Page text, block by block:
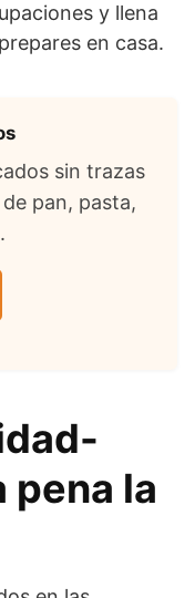
y llena
en casa.
sin trazas
pan, pasta,
pena la